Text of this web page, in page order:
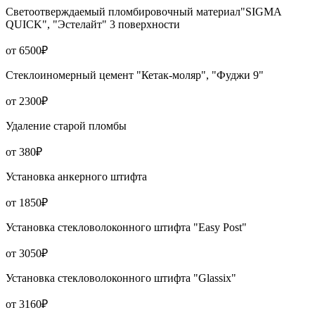
Светоотверждаемый пломбировочный материал"SIGMA
QUICK", "Эстелайт" 3 поверхности
от 6500₽
Стеклоиномерный цемент "Кетак-моляр", "Фуджи 9"
от 2300₽
Удаление старой пломбы
от 380₽
Установка анкерного штифта
от 1850₽
Установка стекловолоконного штифта "Easy Post"
от 3050₽
Установка стекловолоконного штифта "Glassix"
от 3160₽